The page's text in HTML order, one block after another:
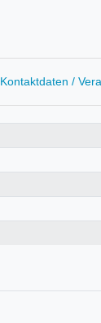
Kontaktdaten /